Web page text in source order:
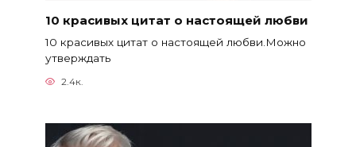
10 красивых цитат о настоящей любви
10 красивых цитат о настоящей любви.Можно
утверждать
2.4к.